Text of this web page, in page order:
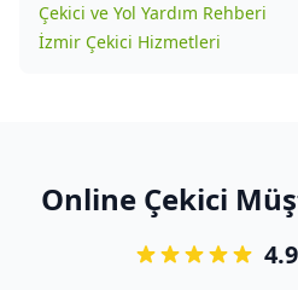
Çekici ve Yol Yardım Rehberi
İzmir Çekici Hizmetleri
Online Çekici
4.9